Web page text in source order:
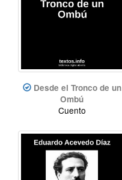
Desde el Tronco de un
Ombú
Cuento